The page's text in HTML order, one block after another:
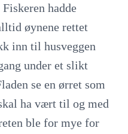
hadde
øynene rettet
inn til husveggen
under et slikt
se en ørret som
ha vært til og med
ble for mye for